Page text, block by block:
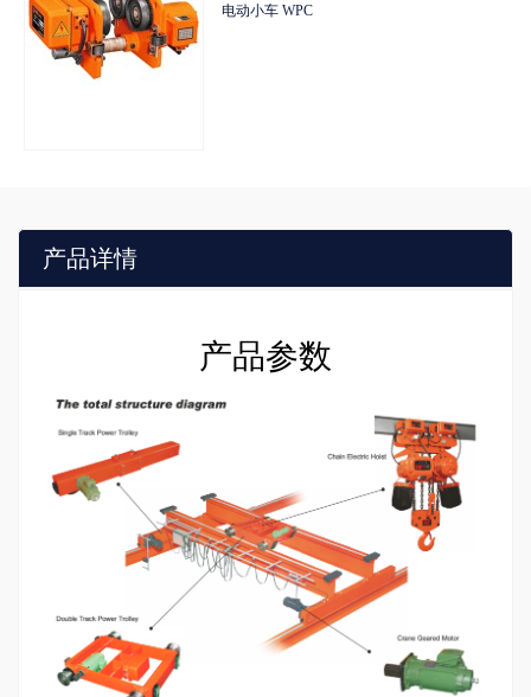
HSZ-K型手拉葫芦
电动小车 WPC
HSZ-K型手拉葫芦
电动小车 WPC
产品详情
产品参数